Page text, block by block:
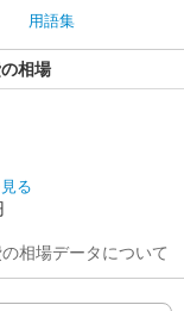
用語集
相場
る
相場データについて